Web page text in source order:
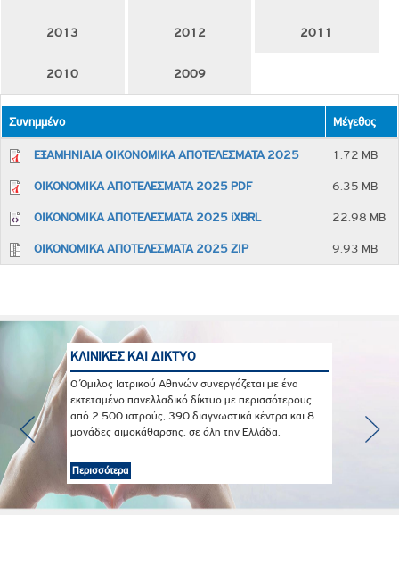
2013 2012 2011
2010 2009
Συνημμένο Μέγεθος
ΕΞΑΜΗΝΙΑΙΑ ΟΙΚΟΝΟΜΙΚΑ ΑΠΟΤΕΛΕΣΜΑΤΑ 2025 1.72 MB
ΟΙΚΟΝΟΜΙΚΑ ΑΠΟΤΕΛΕΣΜΑΤΑ 2025 PDF 6.35 MB
ΟΙΚΟΝΟΜΙΚΑ ΑΠΟΤΕΛΕΣΜΑΤΑ 2025 iXBRL 22.98 MB
ΟΙΚΟΝΟΜΙΚΑ ΑΠΟΤΕΛΕΣΜΑΤΑ 2025 ZIP 9.93 MB
ΚΛΙΝΙΚΕΣ ΚΑΙ ΔΙΚΤΥΟ
Ο Όμιλος Ιατρικού Αθηνών συνεργάζεται με ένα
εκτεταμένο πανελλαδικό δίκτυο με περισσότερους
από 2.500 ιατρούς, 390 διαγνωστικά κέντρα και 8
μονάδες αιμοκάθαρσης, σε όλη την Ελλάδα.
Περισσότερα